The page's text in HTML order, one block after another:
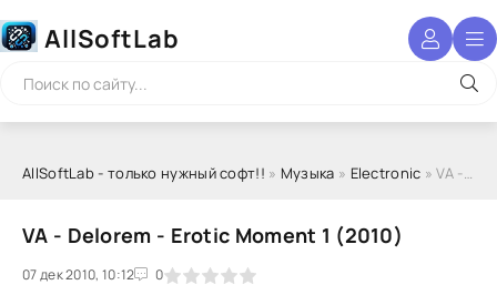
AllSoftLab
AllSoftLab - только нужный софт!! » Музыка » Electronic » VA - Delorem - Erotic Moment 1 (2010)
VA - Delorem - Erotic Moment 1 (2010)
07 дек 2010, 10:12 0
1 2 3 4 5